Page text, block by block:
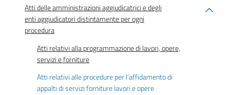
Atti delle amministrazioni aggiudicatrici e degli
enti aggiudicatori distintamente per ogni
procedura
Atti relativi alla programmazione di lavori, opere,
servizi e forniture
Atti relativi alle procedure per l’affidamento di
appalti di servizi forniture lavori e opere